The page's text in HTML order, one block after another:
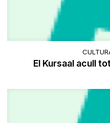
El Kursaal acull